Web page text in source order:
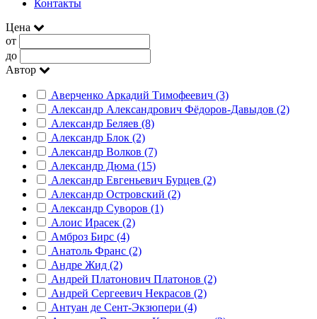
Контакты
Цена
от
до
Автор
Аверченко Аркадий Тимофеевич (3)
Александр Александрович Фёдоров-Давыдов (2)
Александр Беляев (8)
Александр Блок (2)
Александр Волков (7)
Александр Дюма (15)
Александр Евгеньевич Бурцев (2)
Александр Островский (2)
Александр Суворов (1)
Алоис Ирасек (2)
Амброз Бирс (4)
Анатоль Франс (2)
Андре Жид (2)
Андрей Платонович Платонов (2)
Андрей Сергеевич Некрасов (2)
Антуан де Сент-Экзюпери (4)